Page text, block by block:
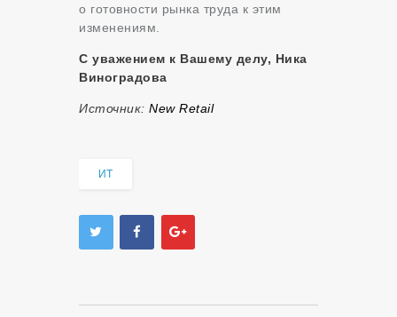
о готовности рынка труда к этим
изменениям.
С уважением к Вашему делу, Ника
Виноградова
Источник: New Retail
ИТ